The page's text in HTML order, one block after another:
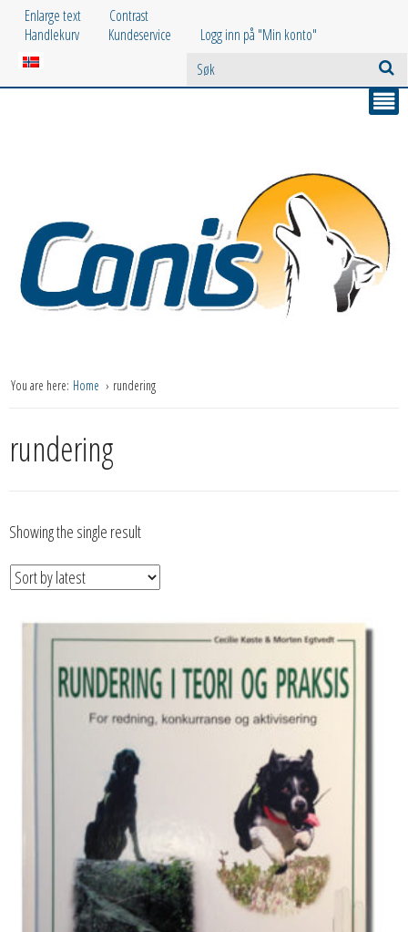
Enlarge text
Contrast
Handlekurv
Kundeservice Logg inn på "Min konto"
You are here: Home rundering
rundering
Showing the single result